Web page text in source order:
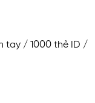
tay / 1000 thẻ ID /